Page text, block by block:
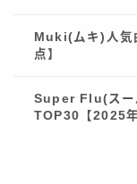
Muki(ムキ)人気
点】
Super Flu(スー
TOP30【2025